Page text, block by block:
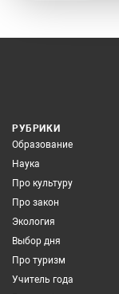
РУБРИКИ
Образование
Наука
Про культуру
Про закон
Экология
Выбор дня
Про туризм
Учитель года